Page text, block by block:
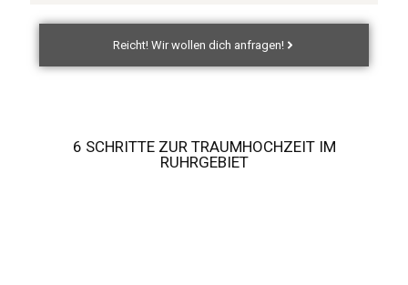
Reicht! Wir wollen dich anfragen!
6 SCHRITTE ZUR TRAUMHOCHZEIT IM
RUHRGEBIET